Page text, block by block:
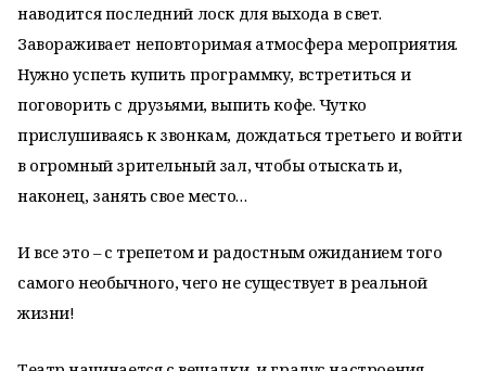
наводится последний лоск для выхода в свет.
Завораживает неповторимая атмосфера мероприятия.
Нужно успеть купить программку, встретиться и
поговорить с друзьями, выпить кофе. Чутко
прислушиваясь к звонкам, дождаться третьего и войти
в огромный зрительный зал, чтобы отыскать и,
наконец, занять свое место…
И все это – с трепетом и радостным ожиданием того
самого необычного, чего не существует в реальной
жизни!